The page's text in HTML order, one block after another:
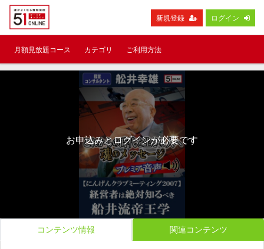
新規登録 ログイン
月額見放題コース カテゴリ ご利用方法
お申込みとログインが必要です
コンテンツ情報 関連コンテンツ